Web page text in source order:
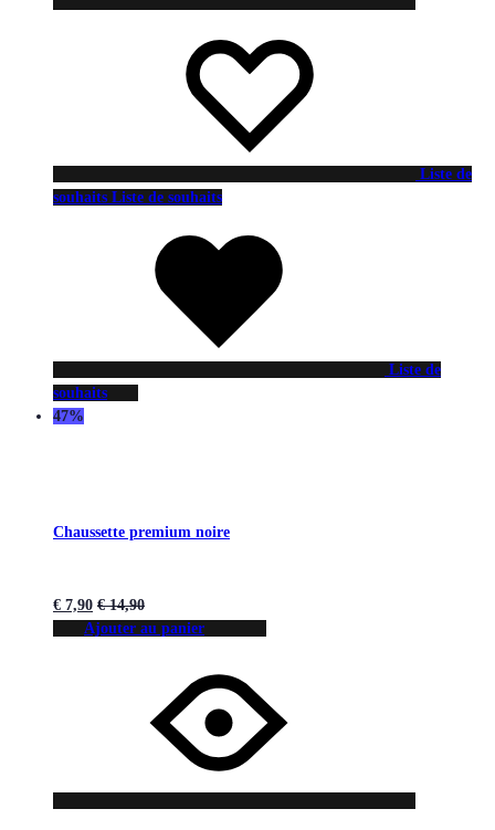
Liste de
souhaits Liste de souhaits
Liste de
souhaits
47%
Chaussette premium noire
€ 7,90 €14,90
Ajouter au panier